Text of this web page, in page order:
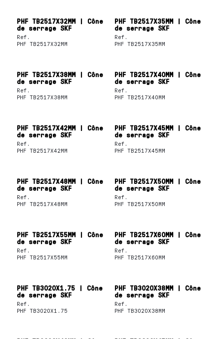
PHF TB2517X32MM | Cône
de serrage SKF
Ref.
PHF TB2517X32MM
PHF TB2517X35MM | Cône
de serrage SKF
Ref.
PHF TB2517X35MM
PHF TB2517X38MM | Cône
de serrage SKF
Ref.
PHF TB2517X38MM
PHF TB2517X40MM | Cône
de serrage SKF
Ref.
PHF TB2517X40MM
PHF TB2517X42MM | Cône
de serrage SKF
Ref.
PHF TB2517X42MM
PHF TB2517X45MM | Cône
de serrage SKF
Ref.
PHF TB2517X45MM
PHF TB2517X48MM | Cône
de serrage SKF
Ref.
PHF TB2517X48MM
PHF TB2517X50MM | Cône
de serrage SKF
Ref.
PHF TB2517X50MM
PHF TB2517X55MM | Cône
de serrage SKF
Ref.
PHF TB2517X55MM
PHF TB2517X60MM | Cône
de serrage SKF
Ref.
PHF TB2517X60MM
PHF TB3020X1.75 | Cône
de serrage SKF
Ref.
PHF TB3020X1.75
PHF TB3020X38MM | Cône
de serrage SKF
Ref.
PHF TB3020X38MM